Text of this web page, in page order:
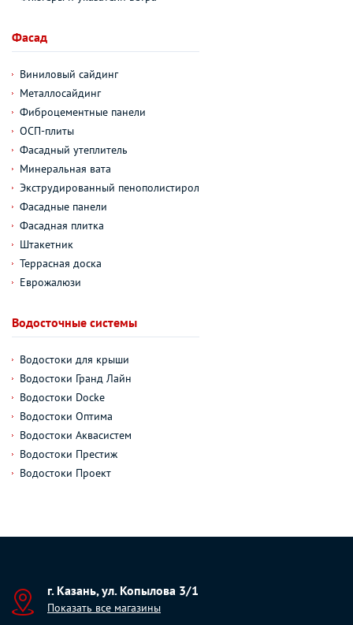
Фасад
Виниловый сайдинг
Металлосайдинг
Фиброцементные панели
ОСП-плиты
Фасадный утеплитель
Минеральная вата
Экструдированный пенополистирол
Фасадные панели
Фасадная плитка
Штакетник
Террасная доска
Еврожалюзи
Водосточные системы
Водостоки для крыши
Водостоки Гранд Лайн
Водостоки Docke
Водостоки Оптима
Водостоки Аквасистем
Водостоки Престиж
Водостоки Проект
г. Казань, ул. Копылова 3/1
Показать все магазины